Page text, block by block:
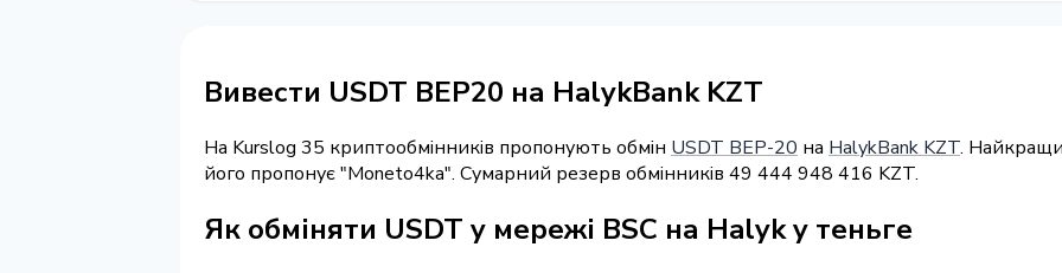
Вивести USDT BEP20 на HalykBank KZT
На Kurslog 35 криптообмінників пропонують обмін USDT BEP-20 на HalykBank KZT.
його пропонує "Moneto4ka". Сумарний резерв обмінників 49 444 948 416 KZT.
Як обміняти USDT у мережі BSC на Halyk у теньге